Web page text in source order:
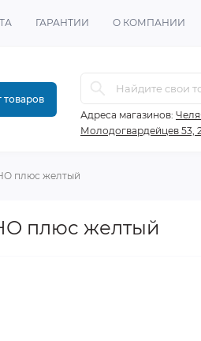
ГАРАНТИИ О КОМПАНИИ
товаров
Адреса магазинов:
Молодогвардейцев 53,
плюс желтый
плюс желтый